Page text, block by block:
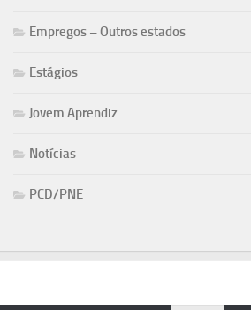
Empregos – Outros estados
Estágios
Jovem Aprendiz
Notícias
PCD/PNE